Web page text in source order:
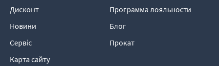
Дисконт
Программа лояльности
Новини
Блог
Сервіс
Прокат
Карта сайту